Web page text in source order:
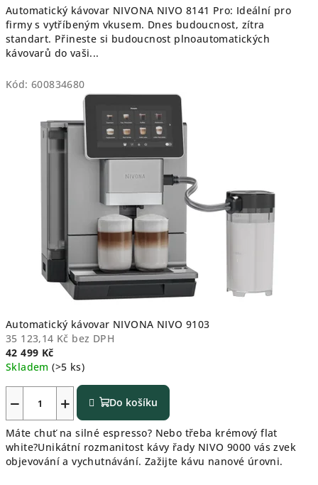
á
v
v
Automatický kávovar NIVONA NIVO 8141 Pro: Ideální pro
firmy s vytříbeným vkusem. Dnes budoucnost, zítra
standart. Přineste si budoucnost plnoautomatických
kávovarů do vaši...
Kód: 600834680
Automatický kávovar NIVONA NIVO 9103
35 123,14 Kč bez DPH
42 499 Kč
Skladem(>5 ks)
+
− Do košíku
Máte chuť na silné espresso? Nebo třeba krémový flat
white?Unikátní rozmanitost kávy řady NIVO 9000 vás zvek
objevování a vychutnávání. Zažijte kávu nanové úrovni.